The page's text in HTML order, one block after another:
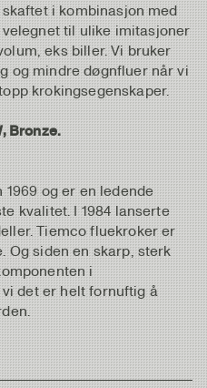
i kombinasjon med
til ulike imitasjoner
eks biller. Vi bruker
og mindre døgnfluer når vi
krokingsegenskaper.
Bronze.
og er en ledende
kvalitet. I 1984 lanserte
Tiemco fluekroker er
Og siden en skarp, sterk
i
det er helt fornuftig å